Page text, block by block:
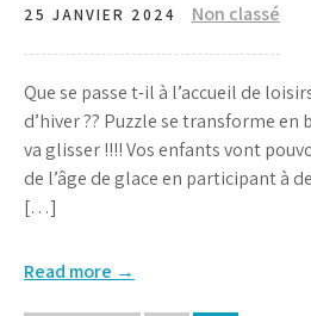
25 JANVIER 2024 Non classé
Que se passe t-il à l’accueil de
d’hiver ?? Puzzle se transforme
va glisser !!!! Vos enfants vont
de l’âge de glace en participant à
[…]
Read more →